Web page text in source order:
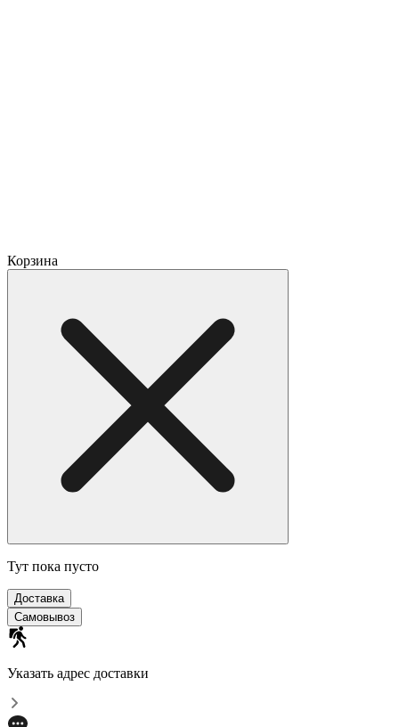
Корзина
Тут пока пусто
Доставка
Самовывоз
Указать адрес доставки